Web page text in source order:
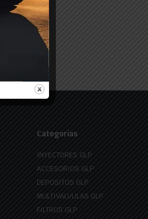
Categorías
INYECTORES GLP
ACCESORIOS GLP
DEPOSITOS GLP
MULTIVALVULAS GLP
FILTROS GLP